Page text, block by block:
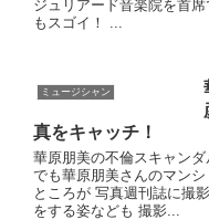
ジュリアード音楽院を首
もスゴイ！ ...
ミュージシャン
真をキャッチ！
華原朋美の不倫スキャン
でも華原朋美さんのマン
ところが 写真週刊誌に撮
をする姿なども 撮影...